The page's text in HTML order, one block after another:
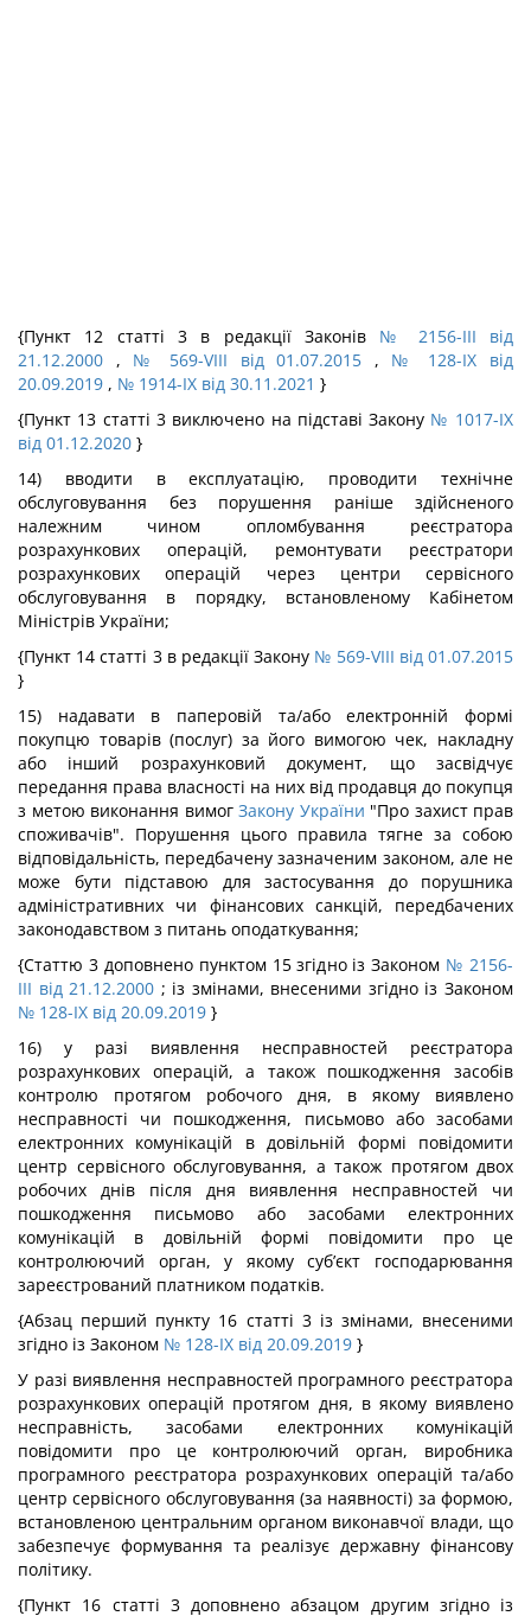
{Пункт 12 статті 3 в редакції Законів № 2156-III від
21.12.2000 , № 569-VIII від 01.07.2015 , № 128-IX від
20.09.2019 , № 1914-IX від 30.11.2021 }
{Пункт 13 статті 3 виключено на підставі Закону № 1017-IX
від 01.12.2020 }
14) вводити в експлуатацію, проводити технічне
обслуговування без порушення раніше здійсненого
належним чином опломбування реєстратора
розрахункових операцій, ремонтувати реєстратори
розрахункових операцій через центри сервісного
обслуговування в порядку, встановленому Кабінетом
Міністрів України;
{Пункт 14 статті 3 в редакції Закону № 569-VIII від 01.07.2015
}
15) надавати в паперовій та/або електронній формі
покупцю товарів (послуг) за його вимогою чек, накладну
або інший розрахунковий документ, що засвідчує
передання права власності на них від продавця до покупця
з метою виконання вимог Закону України "Про захист прав
споживачів". Порушення цього правила тягне за собою
відповідальність, передбачену зазначеним законом, але не
може бути підставою для застосування до порушника
адміністративних чи фінансових санкцій, передбачених
законодавством з питань оподаткування;
{Статтю 3 доповнено пунктом 15 згідно із Законом № 2156-
III від 21.12.2000 ; із змінами, внесеними згідно із Законом
№ 128-IX від 20.09.2019 }
16) у разі виявлення несправностей реєстратора
розрахункових операцій, а також пошкодження засобів
контролю протягом робочого дня, в якому виявлено
несправності чи пошкодження, письмово або засобами
електронних комунікацій в довільній формі повідомити
центр сервісного обслуговування, а також протягом двох
робочих днів після дня виявлення несправностей чи
пошкодження письмово або засобами електронних
комунікацій в довільній формі повідомити про це
контролюючий орган, у якому суб’єкт господарювання
зареєстрований платником податків.
{Абзац перший пункту 16 статті 3 із змінами, внесеними
згідно із Законом № 128-IX від 20.09.2019 }
У разі виявлення несправностей програмного реєстратора
розрахункових операцій протягом дня, в якому виявлено
несправність, засобами електронних комунікацій
повідомити про це контролюючий орган, виробника
програмного реєстратора розрахункових операцій та/або
центр сервісного обслуговування (за наявності) за формою,
встановленою центральним органом виконавчої влади, що
забезпечує формування та реалізує державну фінансову
політику.
{Пункт 16 статті 3 доповнено абзацом другим згідно із